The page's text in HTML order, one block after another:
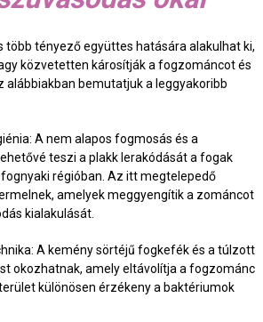
több tényező együttes hatására alakulhat ki,
közvetetten károsítják a fogzománcot és
alábbiakban bemutatjuk a leggyakoribb
A nem alapos fogmosás és a
teszi a plakk lerakódását a fogak
régióban. Az itt megtelepedő
amelyek meggyengítik a zománcot
kialakulását.
A kemény sörtéjű fogkefék és a túlzott
okozhatnak, amely eltávolítja a fogzománc
különösen érzékeny a baktériumok